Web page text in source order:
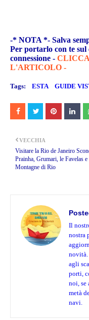
-* NOTA *- Salva
Per portarlo con te sul
connessione -
L'ARTICOLO -
Tags: ESTA GUIDE
VECCHIA
Visitare la Rio de Janeiro
Prainha, Grumari, le Favelas e
Montagne di Rio
Il
nostra
novità.
agli
porti,
noi, se
metà
navi.